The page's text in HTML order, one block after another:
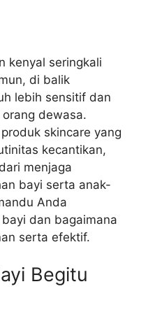
kenyal seringkali
di balik
lebih sensitif dan
dewasa.
skincare yang
kecantikan,
menjaga
bayi serta anak-
Anda
dan bagaimana
serta efektif.
Begitu